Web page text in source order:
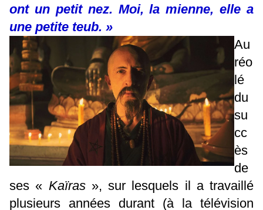
ont un petit nez. Moi, la mienne, elle a
une petite teub. »
Au
réo
lé
du
su
cc
ès
de
ses « Kaïras », sur lesquels il a travaillé
plusieurs années durant (à la télévision